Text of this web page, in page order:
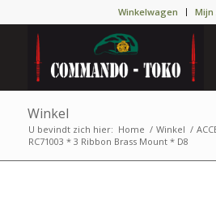
Winkelwagen Mijn
Winkel
U bevindt zich hier: Home / Winkel /
RC71003 * 3 Ribbon Brass Mount * D8